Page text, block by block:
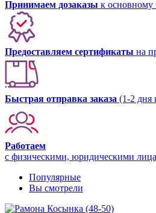
Принимаем дозаказы к основному
Предоставляем сертификаты на
Быстрая отправка заказа (1-2 дня
Работаем
с физическими, юридическими
Популярные
Вы смотрели